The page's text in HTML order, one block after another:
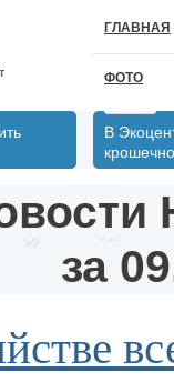
ГЛАВНАЯ
ФОТО
В
за